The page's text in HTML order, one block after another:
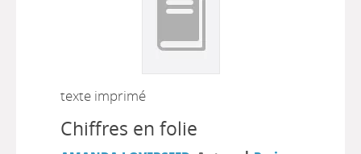
texte imprimé
Chiffres en folie